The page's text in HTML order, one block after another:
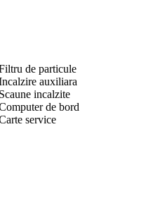
de particule
auxiliara
Scaune incalzite
de bord
service